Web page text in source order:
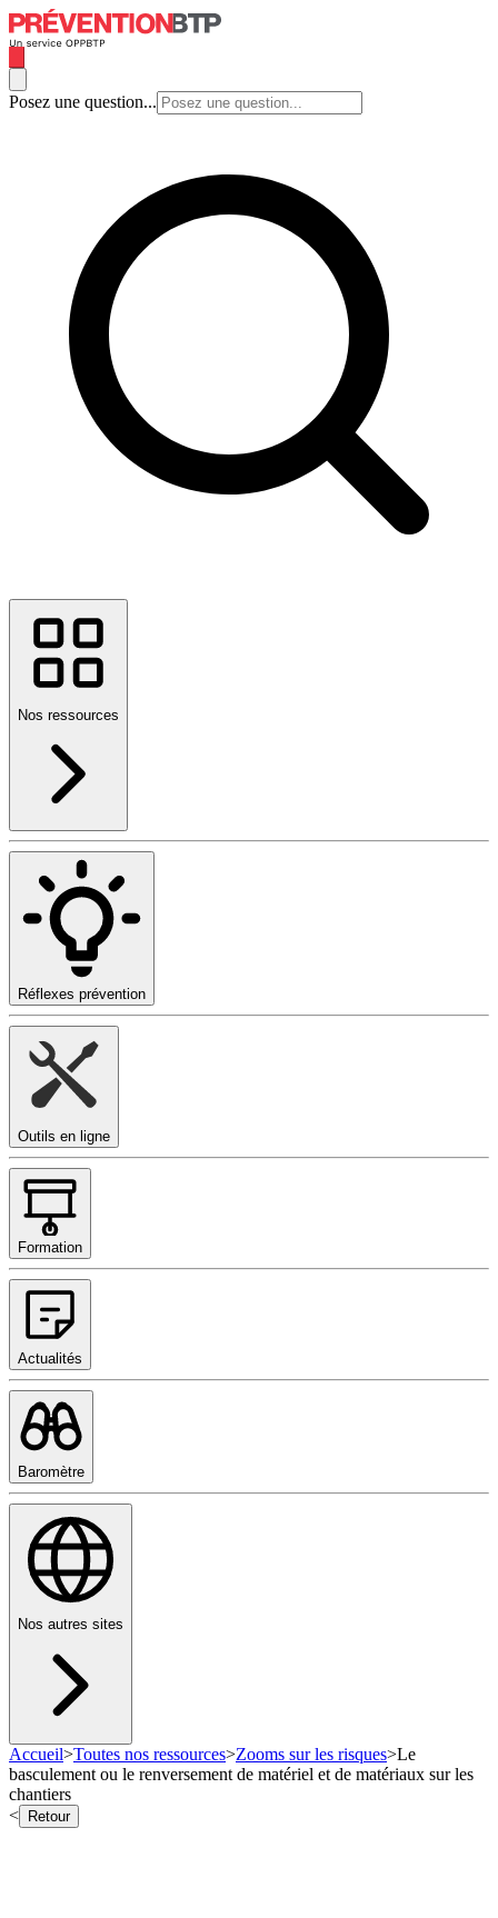
Posez une question...
Nos ressources
Réflexes prévention
Outils en ligne
Formation
Actualités
Baromètre
Nos autres sites
Accueil>Toutes nos ressources>Zooms sur les risques>Le
basculement ou le renversement de matériel et de matériaux sur les
chantiers
<
Retour